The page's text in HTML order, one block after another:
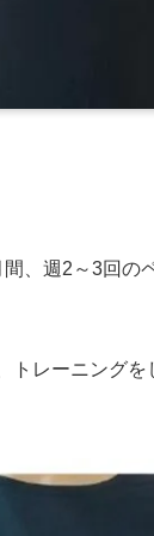
、週2～3回の
トレーニング